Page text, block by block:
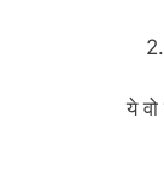
ये